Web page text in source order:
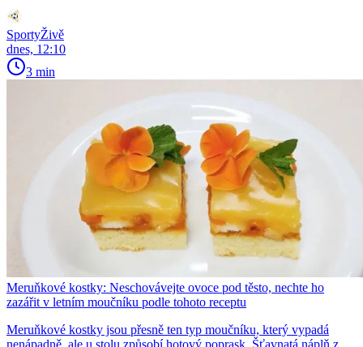
SportyŽivě
dnes, 12:10
3 min
Meruňkové kostky: Neschovávejte ovoce pod těsto, nechte ho
zazářit v letním moučníku podle tohoto receptu
Meruňkové kostky jsou přesně ten typ moučníku, který vypadá
nenápadně, ale u stolu způsobí hotový poprask. Šťavnatá náplň z